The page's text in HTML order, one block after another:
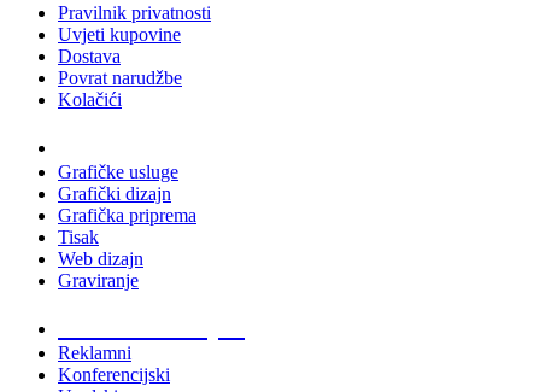
Pravilnik privatnosti
Uvjeti kupovine
Dostava
Povrat narudžbe
Kolačići
Grafičke usluge
Grafički dizajn
Grafička priprema
Tisak
Web dizajn
Graviranje
Reklamni
Konferencijski